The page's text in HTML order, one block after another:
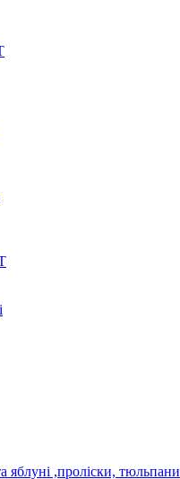
яблуні ,проліски, тюльпани